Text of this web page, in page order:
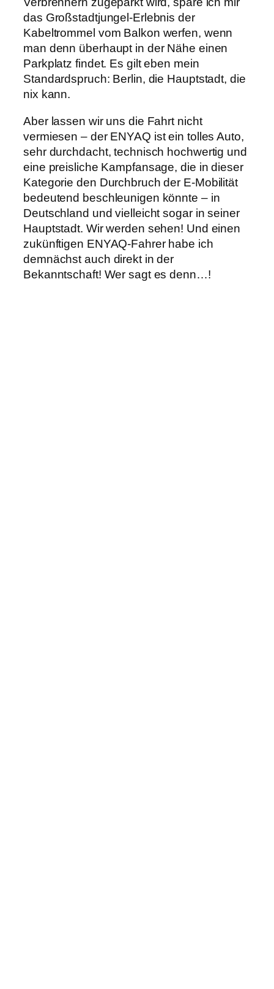
das Großstadtjungel-Erlebnis der
Kabeltrommel vom Balkon werfen, wenn
man denn überhaupt in der Nähe einen
Parkplatz findet. Es gilt eben mein
Standardspruch: Berlin, die Hauptstadt, die
nix kann.
Aber lassen wir uns die Fahrt nicht
vermiesen – der ENYAQ ist ein tolles Auto,
sehr durchdacht, technisch hochwertig und
eine preisliche Kampfansage, die in dieser
Kategorie den Durchbruch der E-Mobilität
bedeutend beschleunigen könnte – in
Deutschland und vielleicht sogar in seiner
Hauptstadt. Wir werden sehen! Und einen
zukünftigen ENYAQ-Fahrer habe ich
demnächst auch direkt in der
Bekanntschaft! Wer sagt es denn…!